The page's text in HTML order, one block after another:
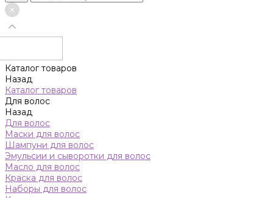
Каталог товаров
Назад
Каталог товаров
Для волос
Назад
Для волос
Маски для волос
Шампуни для волос
Эмульсии и сыворотки для волос
Масло для волос
Краска для волос
Наборы для волос